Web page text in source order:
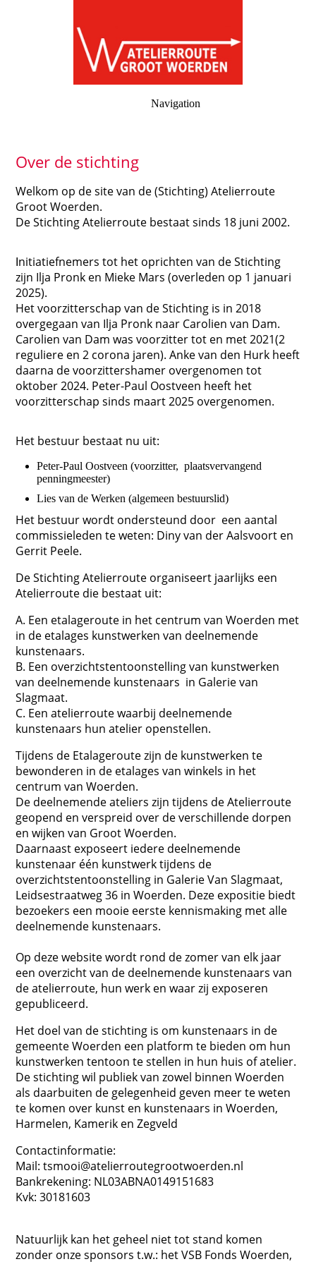
Navigation
Over de stichting
Welkom op de site van de (Stichting) Atelierroute
Groot Woerden.
De Stichting Atelierroute bestaat sinds 18 juni 2002.
nitiatiefnemers tot het oprichten van de Stichting
zijn Ilja Pronk en Mieke Mars (overleden op 1 januari
2025).
Het voorzitterschap van de Stichting is in 2018
overgegaan van Ilja Pronk naar Carolien van Dam.
Carolien van Dam was voorzitter tot en met 2021(2
reguliere en 2 corona jaren). Anke van den Hurk heeft
daarna de voorzittershamer overgenomen tot
oktober 2024. Peter-Paul Oostveen heeft het
voorzitterschap sinds maart 2025 overgenomen.
Het bestuur bestaat nu uit:
Peter-Paul Oostveen (voorzitter, plaatsvervangend
penningmeester)
Lies van de Werken (algemeen bestuurslid)
Het bestuur wordt ondersteund door een aantal
commissieleden te weten: Diny van der Aalsvoort en
Gerrit Peele.
De Stichting Atelierroute organiseert jaarlijks een
Atelierroute die bestaat uit:
A. Een etalageroute in het centrum van Woerden met
in de etalages kunstwerken van deelnemende
kunstenaars.
B. Een overzichtstentoonstelling van kunstwerken
van deelnemende kunstenaars in Galerie van
Slagmaat.
C. Een atelierroute waarbij deelnemende
kunstenaars hun atelier openstellen.
Tijdens de Etalageroute zijn de kunstwerken te
bewonderen in de etalages van winkels in het
centrum van Woerden.
De deelnemende ateliers zijn tijdens de Atelierroute
geopend en verspreid over de verschillende dorpen
en wijken van Groot Woerden.
Daarnaast exposeert iedere deelnemende
kunstenaar één kunstwerk tijdens de
overzichtstentoonstelling in Galerie Van Slagmaat,
Leidsestraatweg 36 in Woerden. Deze expositie biedt
bezoekers een mooie eerste kennismaking met alle
deelnemende kunstenaars.
Op deze website wordt rond de zomer van elk jaar
een overzicht van de deelnemende kunstenaars van
de atelierroute, hun werk en waar zij exposeren
gepubliceerd.
Het doel van de stichting is om kunstenaars in de
gemeente Woerden een platform te bieden om hun
kunstwerken tentoon te stellen in hun huis of atelier.
De stichting wil publiek van zowel binnen Woerden
als daarbuiten de gelegenheid geven meer te weten
te komen over kunst en kunstenaars in Woerden,
Harmelen, Kamerik en Zegveld
Contactinformatie:
Mail: tsmooi@atelierroutegrootwoerden.nl
Bankrekening: NL03ABNA0149151683
Kvk: 30181603
Natuurlijk kan het geheel niet tot stand komen
zonder onze sponsors t.w.: het VSB Fonds Woerden,